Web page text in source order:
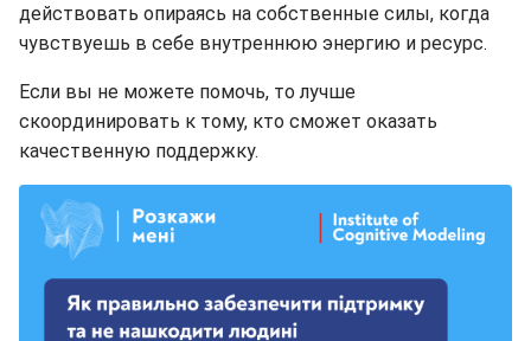
действовать опираясь на собственные силы, когда
чувствуешь в себе внутреннюю энергию и ресурс.
Если вы не можете помочь, то лучше
скоординировать к тому, кто сможет оказать
качественную поддержку.